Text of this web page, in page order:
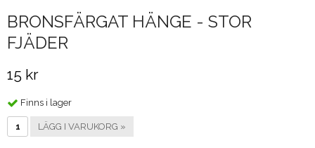
BRONSFÄRGAT HÄNGE - STOR
FJÄDER
15 kr
Finns i lager
LÄGG I VARUKORG »